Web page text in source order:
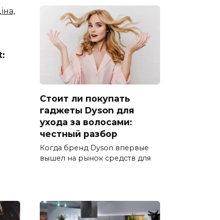
Стоит ли покупать
гаджеты Dyson для
ухода за волосами:
честный разбор
Когда бренд Dyson впервые
вышел на рынок средств для